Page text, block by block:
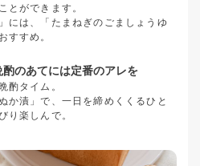
とができます。
には、「たまねぎのごましょうゆ
すすめ。
のあてには定番のアレを
酌タイム。
か漬」で、一日を締めくくるひと
り楽しんで。